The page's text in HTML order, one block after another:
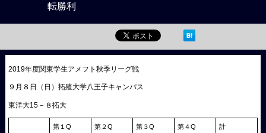
転勝利
2019年度関東学生アメフト秋季リーグ戦
９月８日（日）拓殖大学八王子キャンパス
東洋大15－８拓大
第１Q 第２Q 第３Q 第４Q 計